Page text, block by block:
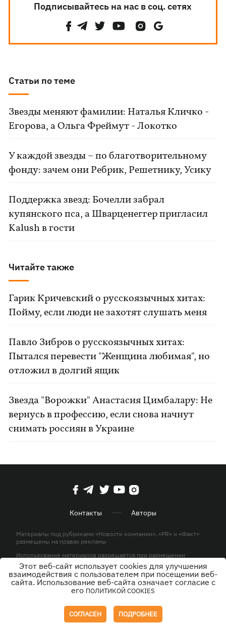
Подписывайтесь на нас в соц. сетях
Статьи по теме
Звезды меняют фамилии: Наталья Кличко -
Егорова, а Ольга Фреймут - Локотко
У каждой звезды – по благотворительному
фонду: зачем они Ребрик, Решетнику, Усику
Поддержка звезд: Бочелли забрал
купянского пса, а Шварценеггер пригласил
Kalush в гости
Читайте также
Гарик Кричевский о русскоязычных хитах:
Пойму, если люди не захотят слушать меня
Павло Зибров о русскоязычных хитах:
Пытался перевести "Женщина любимая", но
отложил в долгий ящик
Звезда "Ворожки" Анастасия Цимбалару: Не
вернусь в профессию, если снова начнут
снимать россиян в Украине
Контакты Авторы
Материалы под рубриками «Новости компании», «PR» и «Факт»
размещены на правах рекламы
Использование материалов разрешается при размещении
активной гиперссылки на KP.UA в первом абзаце.
© ООО «ЮЛАВ МЕДИА»,2026. Все права защищены.
Этот веб-сайт использует cookies для улучшения
взаимодействия с пользователем при посещении веб-
сайта. Использование веб-сайта означает согласие с
его ПОЛИТИКОЙ COOKIES
СОГЛАСЕН ПОДРОБНЕЕ